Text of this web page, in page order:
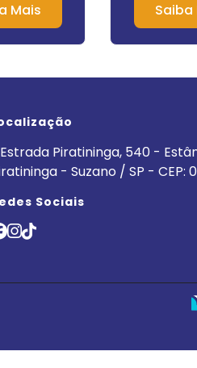
Mais
Saiba
Estrada Piratininga, 540 -
- Suzano / SP - CEP:
Sociais